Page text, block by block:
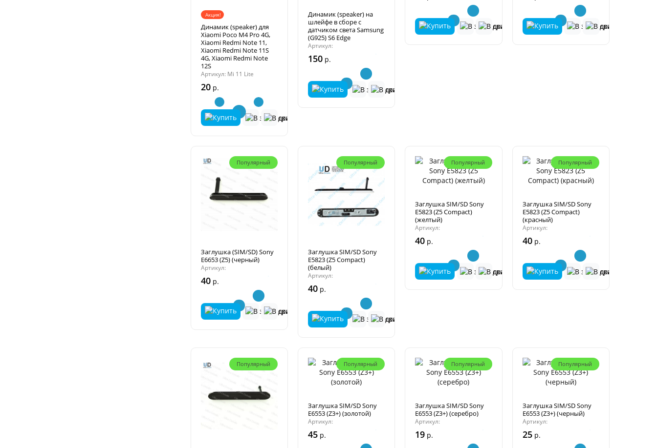
Акция!
Динамик (speaker) для
Xiaomi Poco M4 Pro 4G,
Xiaomi Redmi Note 11,
Xiaomi Redmi Note 11S
4G, Xiaomi Redmi Note
12S
Артикул: Mi 11 Lite
20р.
Динамик (speaker) на
шлейфе в сборе с
датчиком света Samsung
(G925) S6 Edge
Артикул:
150р.
Популярный
Заглушка (SIM/SD) Sony
E6653 (Z5) (черный)
Артикул:
40р.
Популярный
Заглушка SIM/SD Sony
E5823 (Z5 Compact)
(белый)
Артикул:
40р.
Популярный
Заглушка SIM/SD Sony
E5823 (Z5 Compact)
(желтый)
Артикул:
40 р.
Популярный
Заглушка SIM/SD Sony
E5823 (Z5 Compact)
(красный)
Артикул:
40р.
Популярный Популярный
Заглушка SIM/SD Sony
E6553 (Z3+) (золотой)
Артикул:
45р.
Популярный
Заглушка SIM/SD Sony
E6553 (Z3+) (серебро)
Артикул:
19 р.
Популярный
Заглушка SIM/SD Sony
E6553 (Z3+) (черный)
Артикул:
25р.